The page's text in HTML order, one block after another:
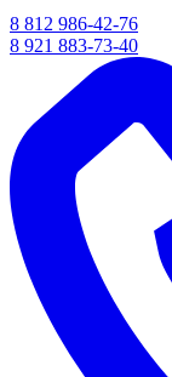
8 812 986-42-76
8 921 883-73-40